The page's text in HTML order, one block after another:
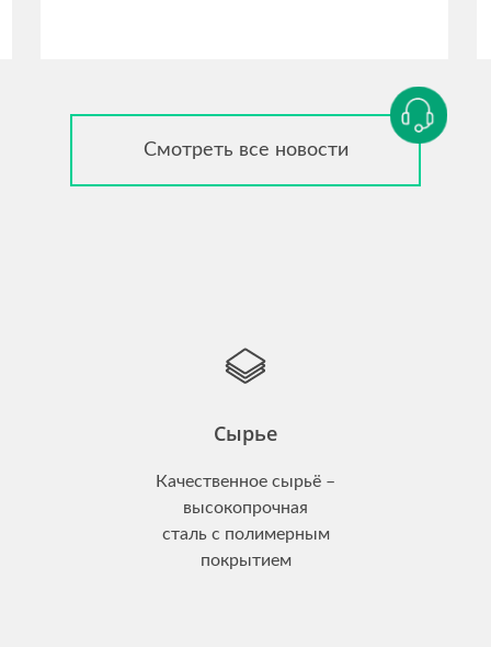
Смотреть все новости
Сырье
Качественное сырьё –
высокопрочная
сталь с полимерным
покрытием